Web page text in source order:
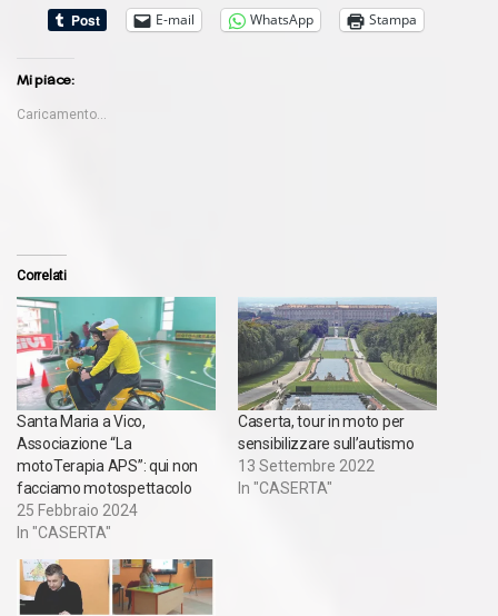
E-mail
WhatsApp Stampa
Mi piace:
Caricamento...
Correlati
Santa Maria a Vico,
Associazione “La
motoTerapia APS”: qui non
facciamo motospettacolo
25 Febbraio 2024
In "CASERTA"
Caserta, tour in moto per
sensibilizzare sull’autismo
13 Settembre 2022
In "CASERTA"